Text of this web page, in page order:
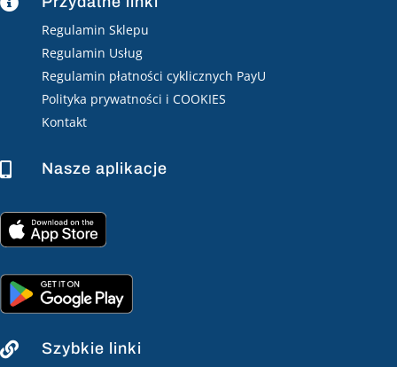
Regulamin Sklepu
Regulamin Usług
Regulamin płatności cyklicznych PayU
Polityka prywatności i COOKIES
Kontakt
 Nasze aplikacje
 Szybkie linki